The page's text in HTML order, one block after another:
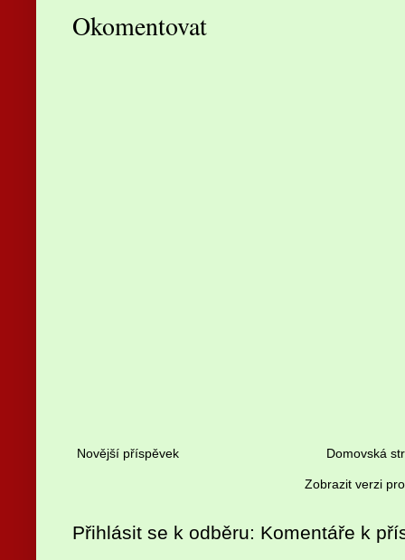
Okomentovat
Novější příspěvek Domovská
Zobrazit verzi
Přihlásit se k odběru: Komentáře k